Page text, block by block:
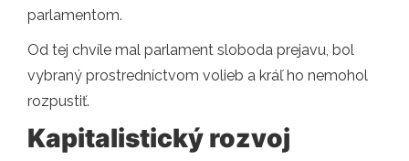
parlamentom.
Od tej chvíle mal parlament sloboda prejavu, bol
vybraný prostredníctvom volieb a kráľ ho nemohol
rozpustiť.
Kapitalistický rozvoj